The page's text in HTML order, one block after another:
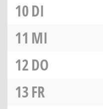
10DI
11 MI
12DO
13FR